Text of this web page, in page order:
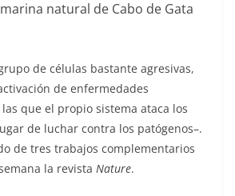
natural de Cabo de Gata
de células bastante agresivas,
de enfermedades
que el propio sistema ataca los
de luchar contra los patógenos–.
de tres trabajos complementarios
la revista Nature.